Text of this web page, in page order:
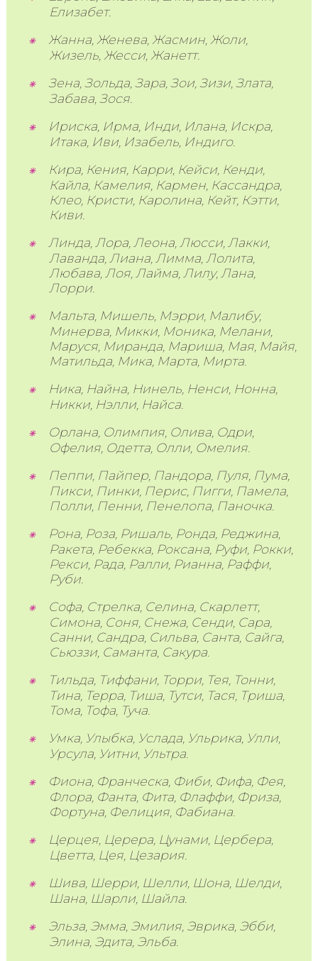
Елизабет.
Жанна, Женева, Жасмин, Жоли,
Жизель, Жесси, Жанетт.
Зена, Зольда, Зара, Зои, Зизи, Злата,
Забава, Зося.
Ириска, Ирма, Инди, Илана, Искра,
Итака, Иви, Изабель, Индиго.
Кира, Кения, Карри, Кейси, Кенди,
Кайла, Камелия, Кармен, Кассандра,
Клео, Кристи, Каролина, Кейт, Кэтти,
Киви.
Линда, Лора, Леона, Люсси, Лакки,
Лаванда, Лиана, Лимма, Лолита,
Любава, Лоя, Лайма, Лилу, Лана,
Лорри.
Мальта, Мишель, Мэрри, Малибу,
Минерва, Микки, Моника, Мелани,
Маруся, Миранда, Мариша, Мая, Майя,
Матильда, Мика, Марта, Мирта.
Ника, Найна, Нинель, Ненси, Нонна,
Никки, Нэлли, Найса.
Орлана, Олимпия, Олива, Одри,
Офелия, Одетта, Олли, Омелия.
Пеппи, Пайпер, Пандора, Пуля, Пума,
Пикси, Пинки, Перис, Пигги, Памела,
Полли, Пенни, Пенелопа, Паночка.
Рона, Роза, Ришаль, Ронда, Реджина,
Ракета, Ребекка, Роксана, Руфи, Рокки,
Рекси, Рада, Ралли, Рианна, Раффи,
Руби.
Софа, Стрелка, Селина, Скарлетт,
Симона, Соня, Снежа, Сенди, Сара,
Санни, Сандра, Сильва, Санта, Сайга,
Сьюззи, Саманта, Сакура.
Тильда, Тиффани, Торри, Тея, Тонни,
Тина, Терра, Тиша, Тутси, Тася, Триша,
Тома, Тофа, Туча.
Умка, Улыбка, Услада, Ульрика, Улли,
Урсула, Уитни, Ультра.
Фиона, Франческа, Фиби, Фифа, Фея,
Флора, Фанта, Фита, Флаффи, Фриза,
Фортуна, Фелиция, Фабиана.
Церцея, Церера, Цунами, Цербера,
Цветта, Цея, Цезария.
Шива, Шерри, Шелли, Шона, Шелди,
Шана, Шарли, Шайла.
Эльза, Эмма, Эмилия, Эврика, Эбби,
Элина, Эдита, Эльба.